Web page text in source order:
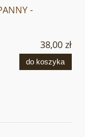
-
38,00 zł
do koszyka